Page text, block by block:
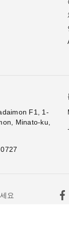
F1, 1-
Minato-ku,
요